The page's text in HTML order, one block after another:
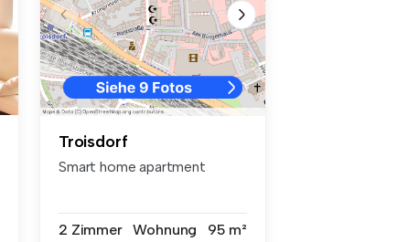
Troisdorf
Smart home apartment
2 Zimmer Wohnung 95 m²